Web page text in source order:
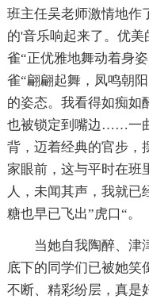
班主任吴老师激情地作
的'音乐响起来了。优
雀“正优雅地舞动着身
雀“翩翩起舞，凤鸣朝
的姿态。我看得如痴如
也被锁定到嘴边……一
背，迈着经典的官步，
家眼前，这与平时在班
人，未闻其声，我就
糖也早已飞出”虎口“。
当她自我陶醉、津
底下的同学们已被她笑
不断、精彩纷层，真是